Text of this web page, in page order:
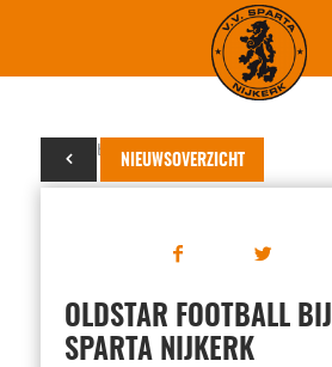
NIEUWSOVERZICHT
04 oktober 2023
OLDSTAR FOOTBALL BIJ
SPARTA NIJKERK